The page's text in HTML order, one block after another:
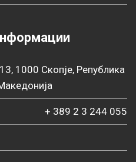
1000 Скопје, Република
+ 389 2 3 244 055